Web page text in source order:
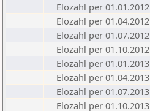
Elozahl per 01.01.2012
Elozahl per 01.04.2012
Elozahl per 01.07.2012
Elozahl per 01.10.2012
Elozahl per 01.01.2013
Elozahl per 01.04.2013
Elozahl per 01.07.2013
Elozahl per 01.10.2013